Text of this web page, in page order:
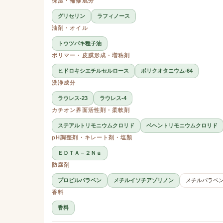
グリセリン
ラフィノース
油剤・オイル
トウツバキ種子油
ポリマー・皮膜形成・増粘剤
ヒドロキシエチルセルロース
ポリクオタニウム-64
洗浄成分
ラウレス-23
ラウレス-4
カチオン界面活性剤・柔軟剤
ステアルトリモニウムクロリド
ベヘントリモニウムクロリド
pH調整剤・キレート剤・塩類
ＥＤＴＡ－２Ｎａ
防腐剤
プロピルパラベン メチルイソチアゾリノン
メチルパラベ
香料
香料